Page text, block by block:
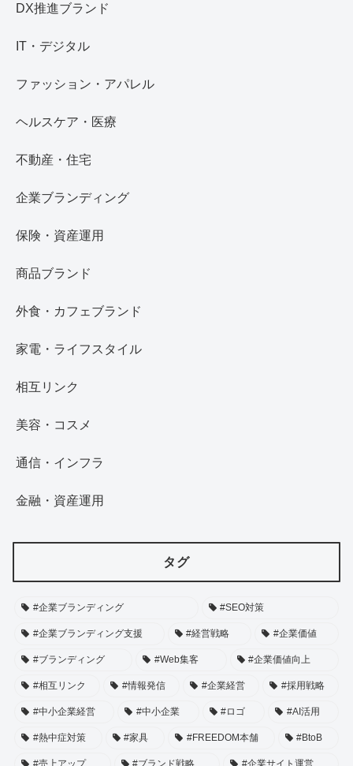
DX推進ブランド
IT・デジタル
ファッション・アパレル
ヘルスケア・医療
不動産・住宅
企業ブランディング
保険・資産運用
商品ブランド
外食・カフェブランド
家電・ライフスタイル
相互リンク
美容・コスメ
通信・インフラ
金融・資産運用
タグ
#企業ブランディング #SEO対策
#企業ブランディング支援 #経営戦略 #企業価値
#ブランディング #Web集客 #企業価値向上
#相互リンク #情報発信 #企業経営 #採用戦略
#中小企業経営 #中小企業 #ロゴ #AI活用
#熱中症対策 #家具 #FREEDOM本舗 #BtoB